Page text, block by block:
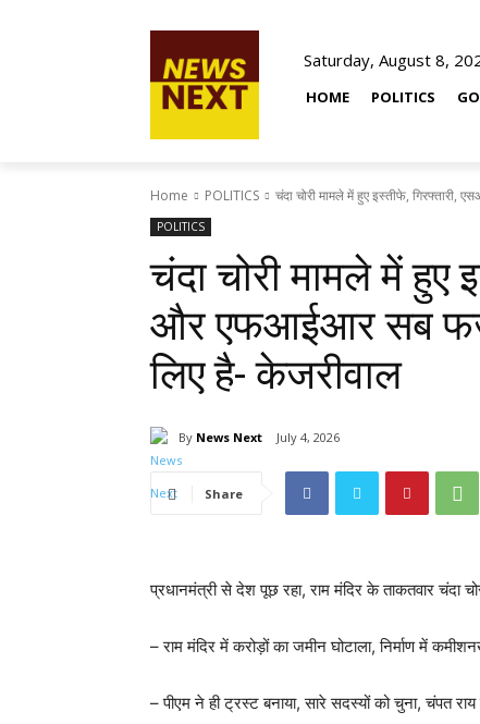
Saturday, August 8,
HOME POLITICS
Home POLITICS चंदा चोरी मामले में हुए इस्तीफे,
POLITICS
चंदा चोरी मामले में हुए
और एफआईआर सब
लिए है- केजरीवाल
By News Next July 4, 2026
Share
प्रधानमंत्री से देश पूछ रहा, राम मंदिर के ताकतवार चंदा
– राम मंदिर में करोड़ों का जमीन घोटाला, निर्माण में
– पीएम ने ही ट्रस्ट बनाया, सारे सदस्यों को चुना, चंपत